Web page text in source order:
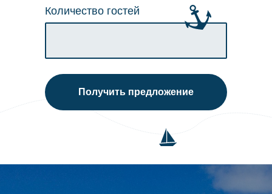
Количество гостей
Получить предложение